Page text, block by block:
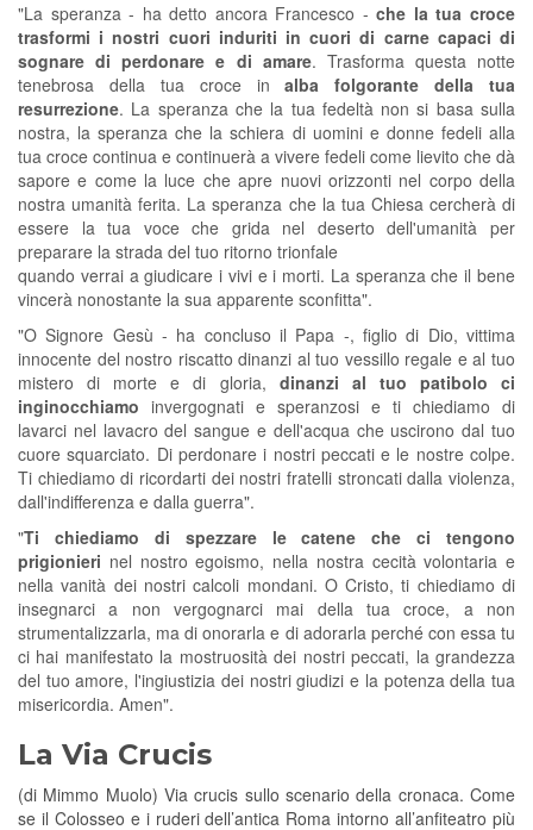
"La speranza - ha detto ancora Francesco -che la tua croce
trasformi i nostri cuori induriti in cuori di carne capaci di
sognare di perdonare e di amare. Trasforma questa notte
tenebrosa della tua croce inalba folgorante della tua
resurrezione. La speranza che la tua fedeltà non si basa sulla
nostra, la speranza che la schiera di uomini e donne fedeli alla
tua croce continua e continuerà a vivere fedeli come lievito che dà
sapore e come la luce che apre nuovi orizzonti nel corpo della
nostra umanità ferita. La speranza che la tua Chiesa cercherà di
essere la tua voce che grida nel deserto dell'umanità per
preparare la strada del tuo ritorno trionfale
quando verrai a giudicare i vivi e i morti. La speranza che il bene
vincerà nonostante la sua apparente sconfitta".
"O Signore Gesù - ha concluso il Papa -, figlio di Dio, vittima
innocente del nostro riscatto dinanzi al tuo vessillo regale e al tuo
mistero di morte e di gloria, dinanzi al tuo patibolo ci
inginocchiamo invergognati e speranzosi e ti chiediamo di
lavarci nel lavacro del sangue e dell'acqua che uscirono dal tuo
cuore squarciato. Di perdonare i nostri peccati e le nostre colpe.
Ti chiediamo di ricordarti dei nostri fratelli stroncati dalla violenza,
dall'indifferenza e dalla guerra".
"Ti chiediamo di spezzare le catene che ci tengono
prigionieri nel nostro egoismo, nella nostra cecità volontaria e
nella vanità dei nostri calcoli mondani. O Cristo, ti chiediamo di
insegnarci a non vergognarci mai della tua croce, a non
strumentalizzarla, ma di onorarla e di adorarla perché con essa tu
ci hai manifestato la mostruosità dei nostri peccati, la grandezza
del tuo amore, l'ingiustizia dei nostri giudizi e la potenza della tua
misericordia. Amen".
La Via Crucis
(di Mimmo Muolo) Via crucis sullo scenario della cronaca. Come
se il Colosseo e i ruderi dell’antica Roma intorno all’anfiteatro più